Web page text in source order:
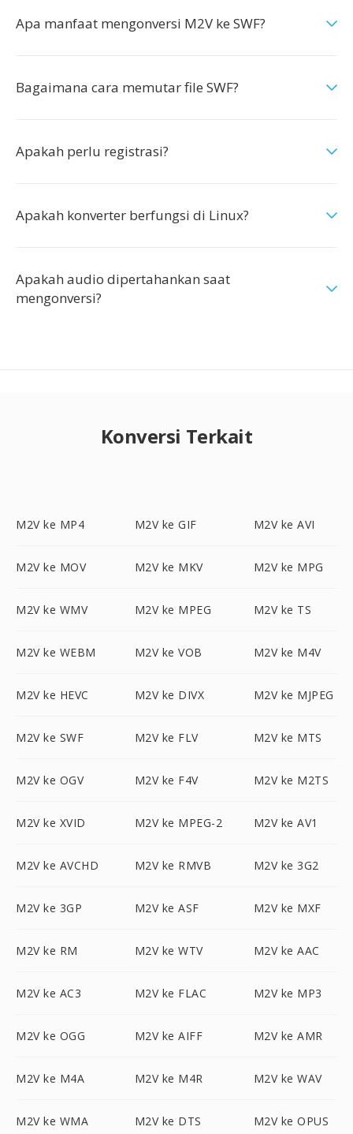
Apa manfaat mengonversi M2V ke SWF?
Bagaimana cara memutar file SWF?
Apakah perlu registrasi?
Apakah konverter berfungsi di Linux?
Apakah audio dipertahankan saat
mengonversi?
Konversi Terkait
M2V ke MP4 M2V ke GIF M2V ke AVI
M2V ke MOV M2V ke MKV M2V ke MPG
M2V ke WMV M2V ke MPEG M2V ke TS
M2V ke WEBM M2V ke VOB M2V ke M4V
M2V ke HEVC M2V ke DIVX M2V ke MJPEG
M2V ke SWF M2V ke FLV M2V ke MTS
M2V ke OGV M2V ke F4V M2V ke M2TS
M2V ke XVID M2V ke MPEG-2 M2V ke AV1
M2V ke AVCHD M2V ke RMVB M2V ke 3G2
M2V ke 3GP M2V ke ASF M2V ke MXF
M2V ke RM M2V ke WTV M2V ke AAC
M2V ke AC3 M2V ke FLAC M2V ke MP3
M2V ke OGG M2V ke AIFF M2V ke AMR
M2V ke M4A M2V ke M4R M2V ke WAV
M2V ke WMA M2V ke DTS M2V ke OPUS